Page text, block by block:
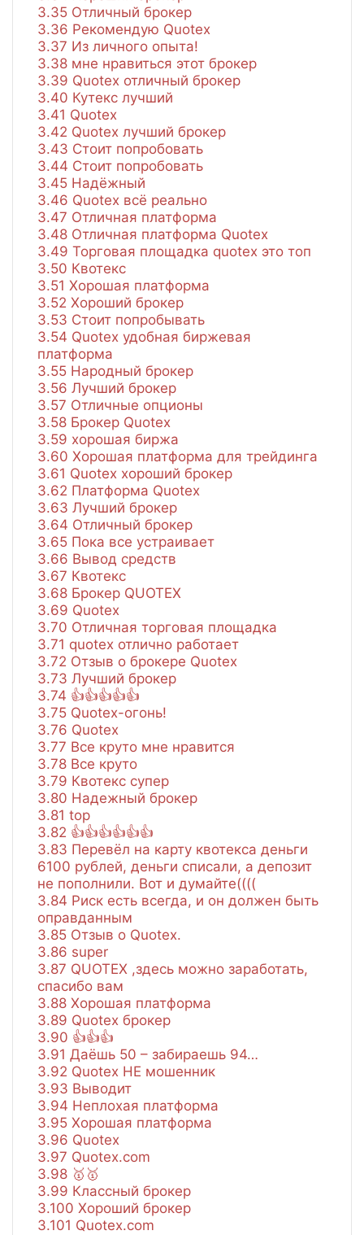
3.35 Отличный брокер
3.36 Рекомендую Quotex
3.37 Из личного опыта!
3.38 мне нравиться этот брокер
3.39 Quotex отличный брокер
3.40 Кутекс лучший
3.41 Quotex
3.42 Quotex лучший брокер
3.43 Стоит попробовать
3.44 Стоит попробовать
3.45 Надёжный
3.46 Quotex всё реально
3.47 Отличная платформа
3.48 Отличная платформа Quotex
3.49 Торговая площадка quotex это топ
3.50 Квотекс
3.51 Хорошая платформа
3.52 Хороший брокер
3.53 Стоит попробывать
3.54 Quotex удобная биржевая
платформа
3.55 Народный брокер
3.56 Лучший брокер
3.57 Отличные опционы
3.58 Брокер Quotex
3.59 хорошая биржа
3.60 Хорошая платформа для трейдинга
3.61 Quotex хороший брокер
3.62 Платформа Quotex
3.63 Лучший брокер
3.64 Отличный брокер
3.65 Пока все устраивает
3.66 Вывод средств
3.67 Квотекс
3.68 Брокер QUOTEX
3.69 Quotex
3.70 Отличная торговая площадка
3.71 quotex отлично работает
3.72 Отзыв о брокере Quotex
3.73 Лучший брокер
3.74 👍👍👍👍👍
3.75 Quotex-огонь!
3.76 Quotex
3.77 Все круто мне нравится
3.78 Все круто
3.79 Квотекс супер
3.80 Надежный брокер
3.81 top
3.82 👍👍👍👍👍👍
3.83 Перевёл на карту квотекса деньги
6100 рублей, деньги списали, а депозит
не пополнили. Вот и думайте((((
3.84 Риск есть всегда, и он должен быть
оправданным
3.85 Отзыв о Quotex.
3.86 super
3.87 QUOTEX ,здесь можно заработать,
спасибо вам
3.88 Хорошая платформа
3.89 Quotex брокер
3.90 👍👍👍
3.91 Даёшь 50 – забираешь 94…
3.92 Quotex НЕ мошенник
3.93 Выводит
3.94 Неплохая платформа
3.95 Хорошая платформа
3.96 Quotex
3.97 Quotex.com
3.98 🥇🥇
3.99 Классный брокер
3.100 Хороший брокер
3.101 Quotex.com